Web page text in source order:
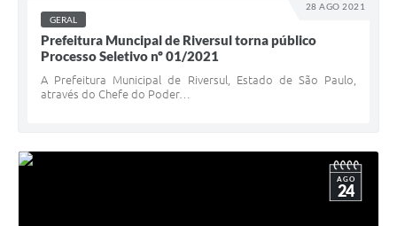
28 AGO 2021
GERAL
Prefeitura Muncipal de Riversul torna público
Processo Seletivo nº 01/2021
A Prefeitura Municipal de Riversul, Estado de São Paulo,
através do Chefe do Poder…
AGO
24